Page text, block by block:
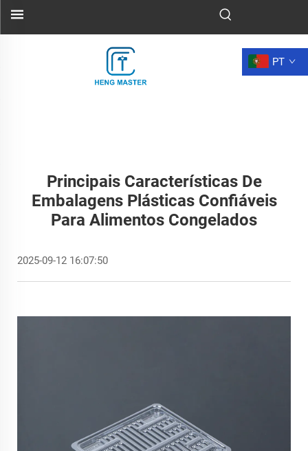
PT
Principais Características De
Embalagens Plásticas Confiáveis
Para Alimentos Congelados
2025-09-12 16:07:50